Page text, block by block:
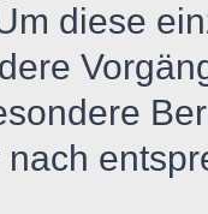
diese